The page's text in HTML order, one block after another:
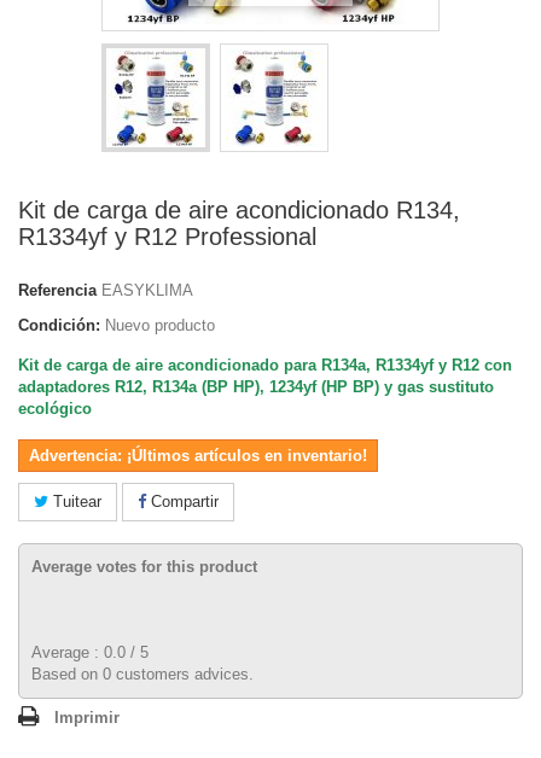
Kit de carga de aire acondicionado R134,
R1334yf y R12 Professional
Referencia EASYKLIMA
Condición: Nuevo producto
Kit de carga de aire acondicionado para R134a, R1334yf y R12 con
adaptadores R12, R134a (BP HP), 1234yf (HP BP) y gas sustituto
ecológico
Advertencia: ¡Últimos artículos en inventario!
Tuitear Compartir
Average votes for this product
Average : 0.0 / 5
Based on 0 customers advices.
Imprimir